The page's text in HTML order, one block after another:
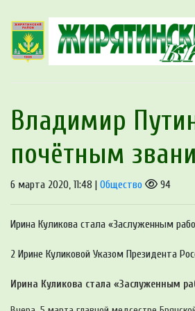
Владимир
почётным
6 марта 2020, 11:48 | Общество 94
Ирина Куликова стала «Заслуженным
2 Ирине Куликовой Указом Президента
Ирина Куликова стала «Заслуженным